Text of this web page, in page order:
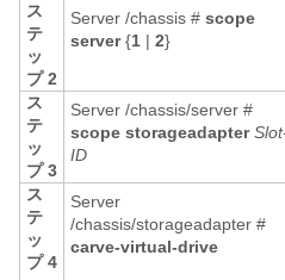
ス
テ
ッ
プ 2
Server /chassis # scope
server{1 | 2}
ス
テ
ッ
プ 3
Server /chassis/server #
scope storageadapter
ID
ス
テ
ッ
プ 4
Server
/chassis/storageadapter #
carve-virtual-drive